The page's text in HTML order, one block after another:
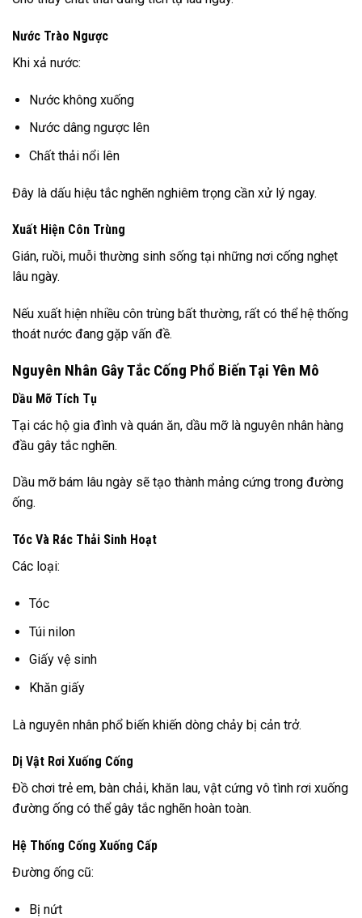
Nước Trào Ngược
Khi xả nước:
Nước không xuống
Nước dâng ngược lên
Chất thải nổi lên
Đây là dấu hiệu tắc nghẽn nghiêm trọng cần xử lý ngay.
Xuất Hiện Côn Trùng
Gián, ruồi, muỗi thường sinh sống tại những nơi cống nghẹt
lâu ngày.
Nếu xuất hiện nhiều côn trùng bất thường, rất có thể hệ thống
thoát nước đang gặp vấn đề.
Nguyên Nhân Gây Tắc Cống Phổ Biến Tại Yên Mô
Dầu Mỡ Tích Tụ
Tại các hộ gia đình và quán ăn, dầu mỡ là nguyên nhân hàng
đầu gây tắc nghẽn.
Dầu mỡ bám lâu ngày sẽ tạo thành mảng cứng trong đường
ống.
Tóc Và Rác Thải Sinh Hoạt
Các loại:
Tóc
Túi nilon
Giấy vệ sinh
Khăn giấy
Là nguyên nhân phổ biến khiến dòng chảy bị cản trở.
Dị Vật Rơi Xuống Cống
Đồ chơi trẻ em, bàn chải, khăn lau, vật cứng vô tình rơi xuống
đường ống có thể gây tắc nghẽn hoàn toàn.
Hệ Thống Cống Xuống Cấp
Đường ống cũ:
Bị nứt